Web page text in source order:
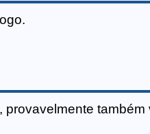
também